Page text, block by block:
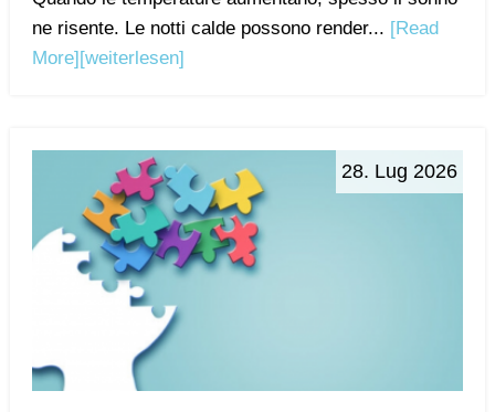
ne risente. Le notti calde possono render... [Read
More] [weiterlesen]
28. Lug 2026